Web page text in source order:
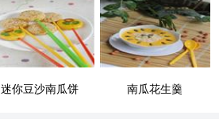
迷你豆沙南瓜饼 南瓜花生羹